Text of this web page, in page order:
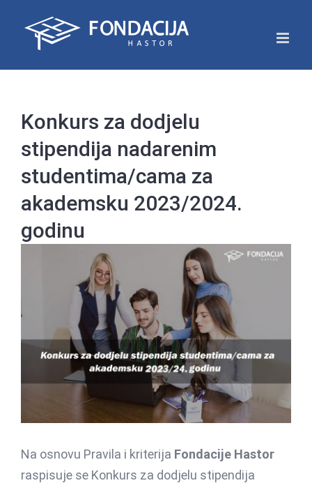
content
Konkurs za dodjelu
stipendija nadarenim
studentima/cama za
akademsku 2023/2024.
godinu
Larger
Image
Na osnovu Pravila i kriterija Fondacije Hastor
raspisuje se Konkurs za dodjelu stipendija